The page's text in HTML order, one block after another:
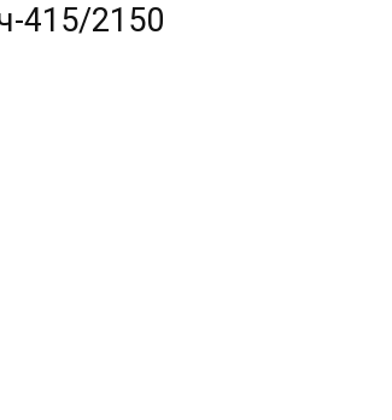
415/2150